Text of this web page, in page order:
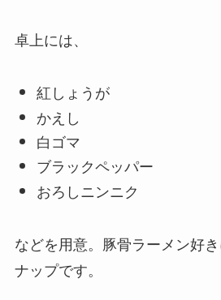
卓上には、
紅しょうが
かえし
白ゴマ
ブラックペッパー
おろしニンニク
などを用意。豚骨ラーメン好
ナップです。